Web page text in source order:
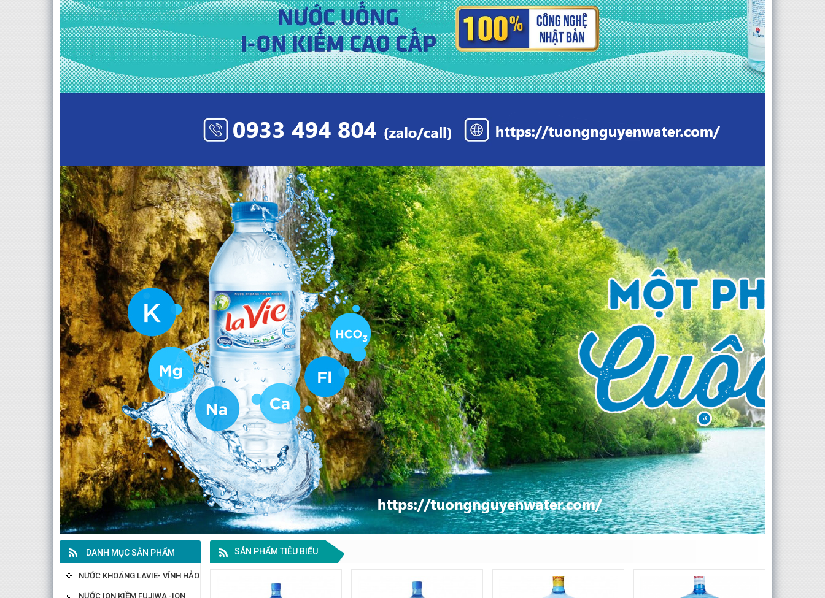
DANH MỤC SẢN PHẨM
NƯỚC KHOÁNG LAVIE- VĨNH HẢO
NƯỚC ION KIỀM FUJIWA -ION
SẢN PHẨM TIÊU BIỂU